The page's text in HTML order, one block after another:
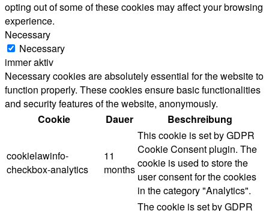
opting out of some of these cookies may affect your browsing
experience.
Necessary
Necessary
immer aktiv
Necessary cookies are absolutely essential for the website to
function properly. These cookies ensure basic functionalities
and security features of the website, anonymously.
Cookie
Dauer Beschreibung
cookielawinfo-
checkbox-analytics
11
months
This cookie is set by GDPR
Cookie Consent plugin. The
cookie is used to store the
user consent for the cookies
in the category "Analytics".
The cookie is set by GDPR